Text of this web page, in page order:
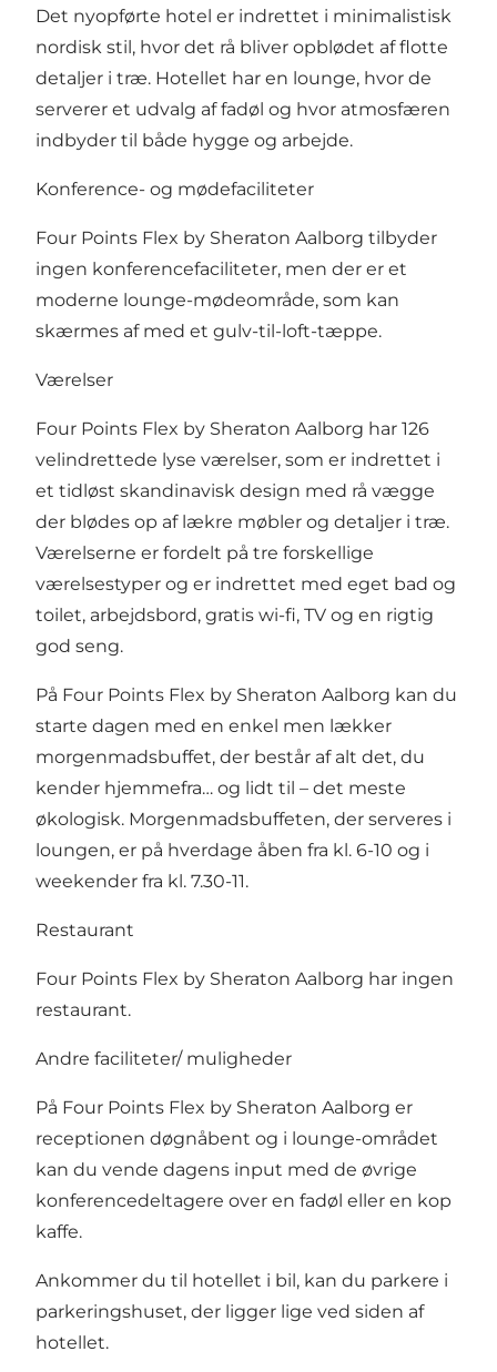
Det nyopførte hotel er indrettet i minimalistisk
nordisk stil, hvor det rå bliver opblødet af flotte
detaljer i træ. Hotellet har en lounge, hvor de
serverer et udvalg af fadøl og hvor atmosfæren
indbyder til både hygge og arbejde.
Konference- og mødefaciliteter
Four Points Flex by Sheraton Aalborg tilbyder
ingen konferencefaciliteter, men der er et
moderne lounge-mødeområde, som kan
skærmes af med et gulv-til-loft-tæppe.
Værelser
Four Points Flex by Sheraton Aalborg har 126
velindrettede lyse værelser, som er indrettet i
et tidløst skandinavisk design med rå vægge
der blødes op af lækre møbler og detaljer i træ.
Værelserne er fordelt på tre forskellige
værelsestyper og er indrettet med eget bad og
toilet, arbejdsbord, gratis wi-fi, TV og en rigtig
god seng.
På Four Points Flex by Sheraton Aalborg kan du
starte dagen med en enkel men lækker
morgenmadsbuffet, der består af alt det, du
kender hjemmefra… og lidt til – det meste
økologisk. Morgenmadsbuffeten, der serveres i
loungen, er på hverdage åben fra kl. 6-10 og i
weekender fra kl. 7.30-11.
Restaurant
Four Points Flex by Sheraton Aalborg har ingen
restaurant.
Andre faciliteter/ muligheder
På Four Points Flex by Sheraton Aalborg er
receptionen døgnåbent og i lounge-området
kan du vende dagens input med de øvrige
konferencedeltagere over en fadøl eller en kop
kaffe.
Ankommer du til hotellet i bil, kan du parkere i
parkeringshuset, der ligger lige ved siden af
hotellet.